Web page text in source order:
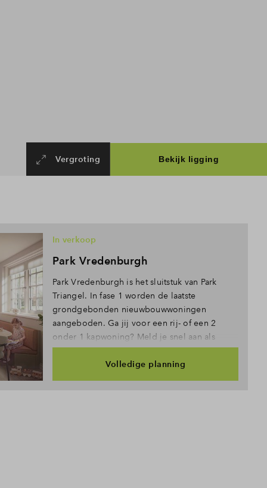
Vergroting
Park Vredenburgh
In verkoop
Park Vredenburgh is het sluitstuk van Park
Triangel. In fase 1 worden de laatste
grondgebonden nieuwbouwwoningen
aangeboden. Ga jij voor een rij- of een 2
onder 1 kapwoning? Meld je snel aan als
belangstellende!
Volledige planning